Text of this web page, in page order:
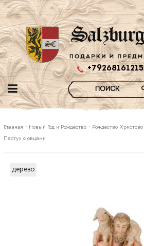
+79268161215
Главная - Новый Год и Рождество - Рождество Христово
Пастух с овцами
дерево